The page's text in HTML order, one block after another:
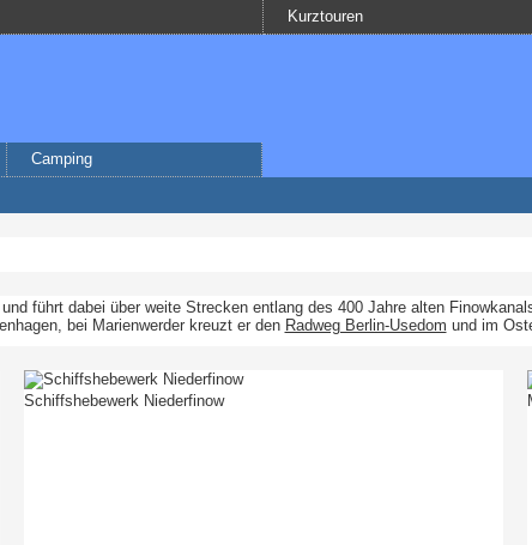
Kurztouren
Camping
führt dabei über weite Strecken entlang des 400 Jahre alten
bei Marienwerder kreuzt er den Radweg Berlin-Usedom und im
Schiffshebewerk Niederfinow